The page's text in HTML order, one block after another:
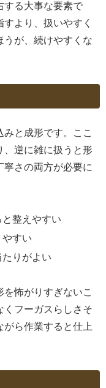
する大事な要素で
より、扱いやすく
うが、続けやすくな
と成形です。ここ
、逆に雑に扱うと形
寧さの両方が必要に
整えやすい
すい
りがよい
怖がりすぎないこ
くフーガスらしさそ
ら作業すると仕上